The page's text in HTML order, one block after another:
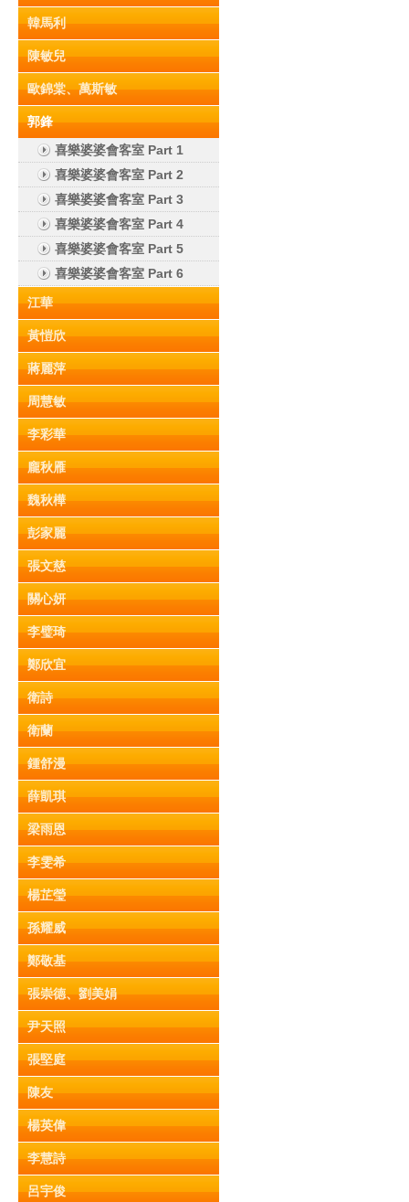
韓馬利
陳敏兒
歐錦棠、萬斯敏
郭鋒
喜樂婆婆會客室 Part 1
喜樂婆婆會客室 Part 2
喜樂婆婆會客室 Part 3
喜樂婆婆會客室 Part 4
喜樂婆婆會客室 Part 5
喜樂婆婆會客室 Part 6
江華
黃愷欣
蔣麗萍
周慧敏
李彩華
龐秋雁
魏秋樺
彭家麗
張文慈
關心妍
李璧琦
鄭欣宜
衛詩
衛蘭
鍾舒漫
薛凱琪
梁雨恩
李雯希
楊芷瑩
孫耀威
鄭敬基
張崇德、劉美娟
尹天照
張堅庭
陳友
楊英偉
李慧詩
呂宇俊